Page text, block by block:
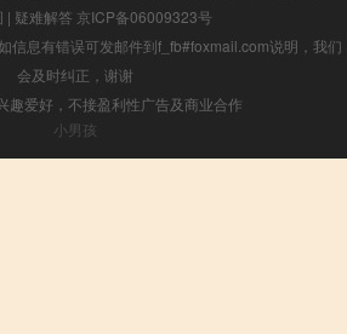
| 疑难解答 京ICP备06009323号
信息有错误可发邮件到f_fb#foxmail.com说明，我们
会及时纠正，谢谢
趣爱好，不接盈利性广告及商业合作
小男孩